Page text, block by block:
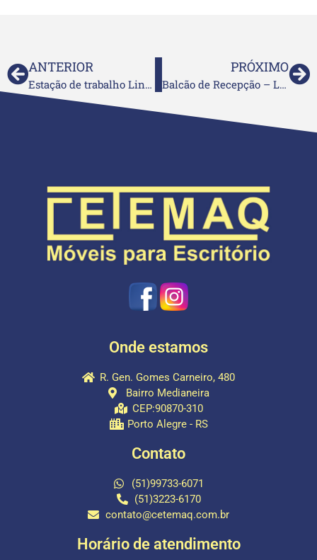
ANTERIOR
Estação de trabalho Linha Prius 4
PRÓXIMO
Balcão de Recepção – Linha Prius 2
Onde estamos
R. Gen. Gomes Carneiro, 480
Bairro Medianeira
CEP:90870-310
Porto Alegre - RS
Contato
(51)99733-6071
(51)3223-6170
contato@cetemaq.com.br
Horário de atendimento